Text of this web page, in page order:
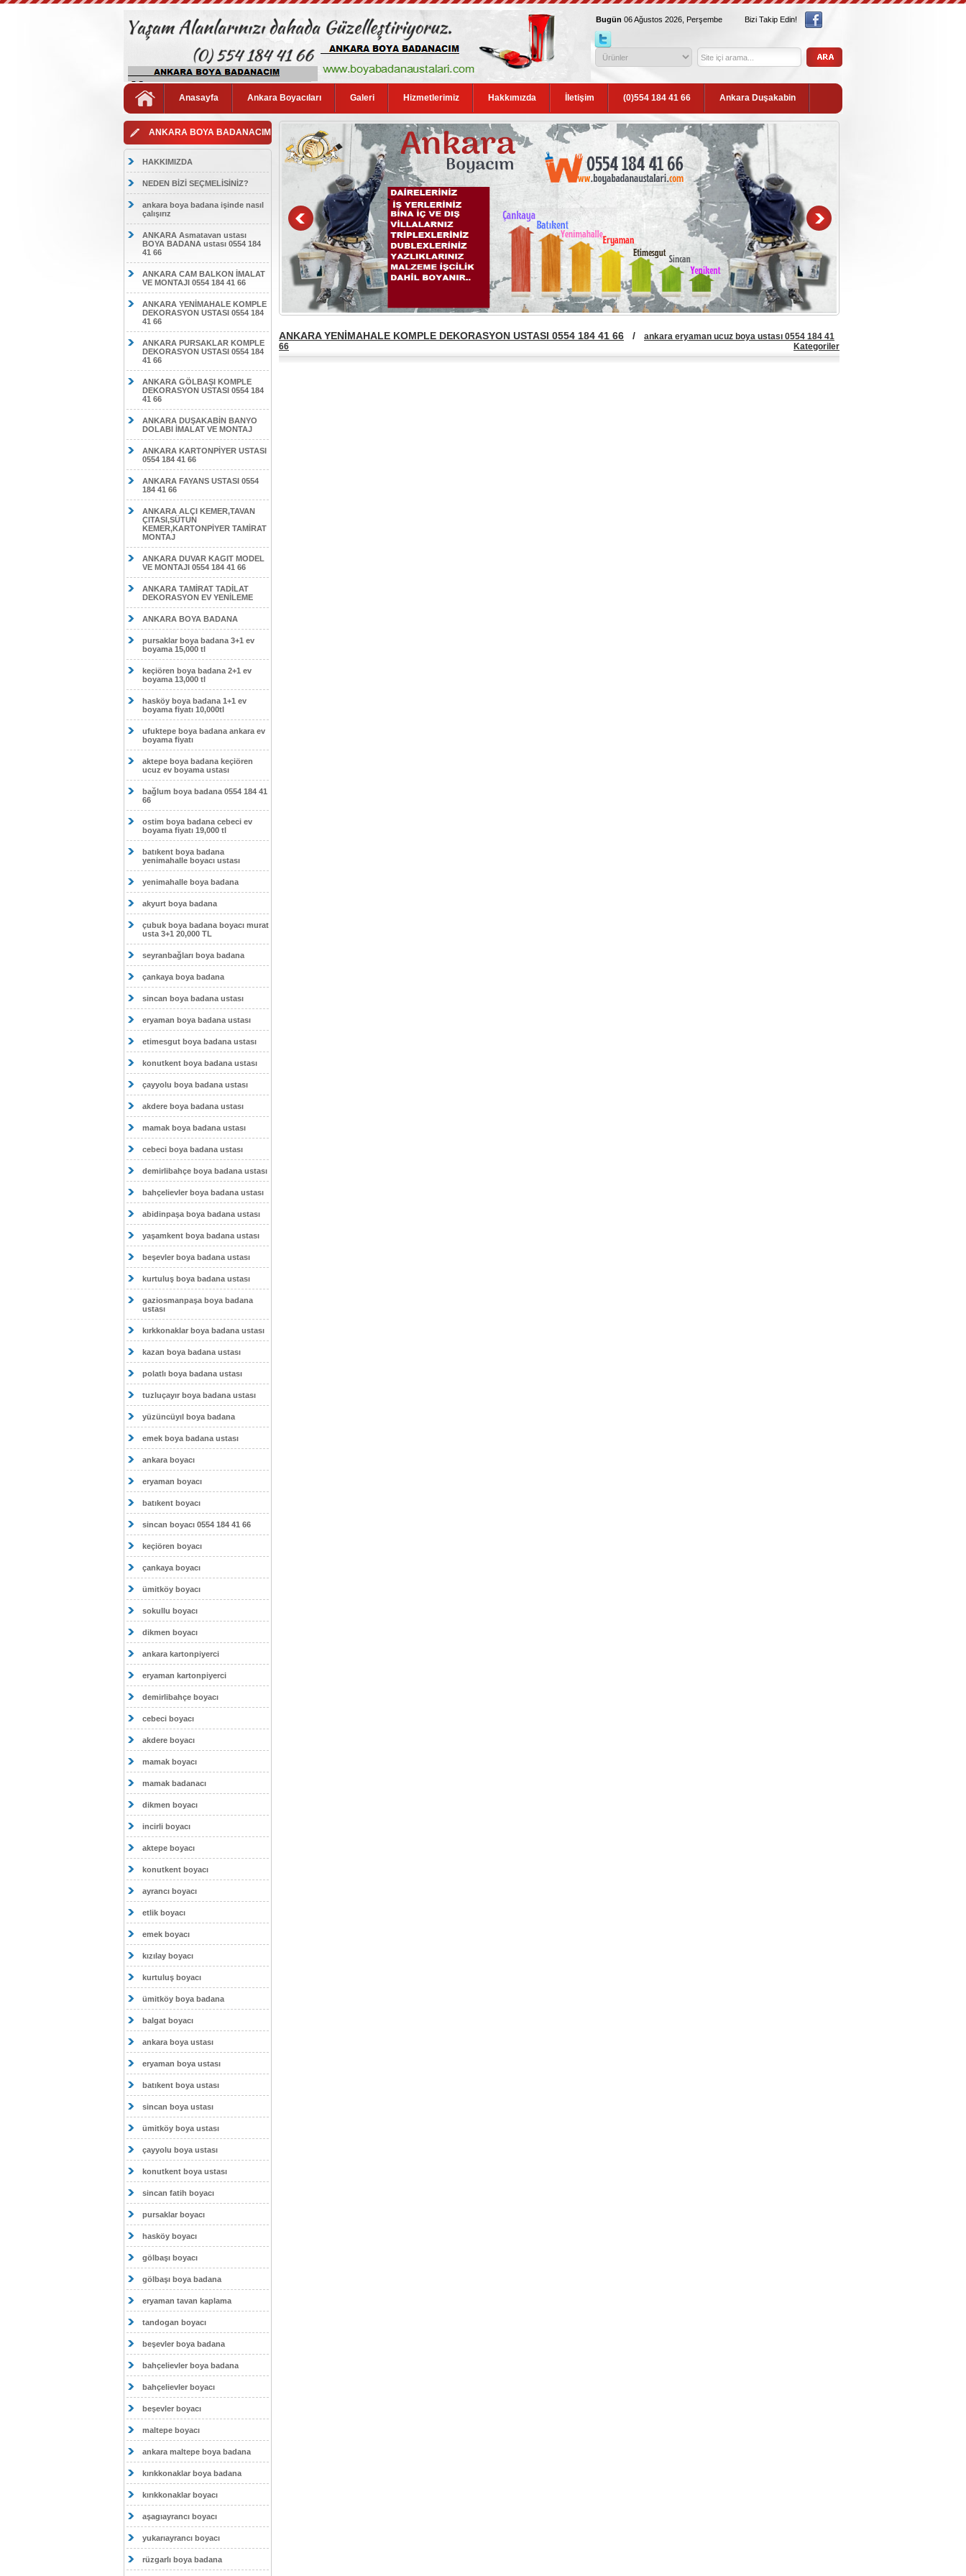
Bugün 06 Ağustos 2026, Perşembe Bizi Takip Edin!
Anasayfa Ankara Boyacıları Galeri Hizmetlerimiz Hakkımızda İletişim (0)554 184 41 66 Ankara Duşakabin
ANKARA BOYA BADANACIM
HAKKIMIZDA
NEDEN BİZİ SEÇMELİSİNİZ?
ankara boya badana işinde nasıl
çalışırız
ANKARA Asmatavan ustası
BOYA BADANA ustası 0554 184
41 66
ANKARA CAM BALKON İMALAT
VE MONTAJI 0554 184 41 66
ANKARA YENİMAHALE KOMPLE
DEKORASYON USTASI 0554 184
41 66
ANKARA PURSAKLAR KOMPLE
DEKORASYON USTASI 0554 184
41 66
ANKARA GÖLBAŞI KOMPLE
DEKORASYON USTASI 0554 184
41 66
ANKARA DUŞAKABİN BANYO
DOLABI İMALAT VE MONTAJ
ANKARA KARTONPİYER USTASI
0554 184 41 66
ANKARA FAYANS USTASI 0554
184 41 66
ANKARA ALÇI KEMER,TAVAN
ÇITASI,SÜTUN
KEMER,KARTONPİYER TAMİRAT
MONTAJ
ANKARA DUVAR KAGIT MODEL
VE MONTAJI 0554 184 41 66
ANKARA TAMİRAT TADİLAT
DEKORASYON EV YENİLEME
ANKARA BOYA BADANA
pursaklar boya badana 3+1 ev
boyama 15,000 tl
keçiören boya badana 2+1 ev
boyama 13,000 tl
hasköy boya badana 1+1 ev
boyama fiyatı 10,000tl
ufuktepe boya badana ankara ev
boyama fiyatı
aktepe boya badana keçiören
ucuz ev boyama ustası
bağlum boya badana 0554 184 41
66
ostim boya badana cebeci ev
boyama fiyatı 19,000 tl
batıkent boya badana
yenimahalle boyacı ustası
yenimahalle boya badana
akyurt boya badana
çubuk boya badana boyacı murat
usta 3+1 20,000 TL
seyranbağları boya badana
çankaya boya badana
sincan boya badana ustası
eryaman boya badana ustası
etimesgut boya badana ustası
konutkent boya badana ustası
çayyolu boya badana ustası
akdere boya badana ustası
mamak boya badana ustası
cebeci boya badana ustası
demirlibahçe boya badana ustası
bahçelievler boya badana ustası
abidinpaşa boya badana ustası
yaşamkent boya badana ustası
beşevler boya badana ustası
kurtuluş boya badana ustası
gaziosmanpaşa boya badana
ustası
kırkkonaklar boya badana ustası
kazan boya badana ustası
polatlı boya badana ustası
tuzluçayır boya badana ustası
yüzüncüyıl boya badana
emek boya badana ustası
ankara boyacı
eryaman boyacı
batıkent boyacı
sincan boyacı 0554 184 41 66
keçiören boyacı
çankaya boyacı
ümitköy boyacı
sokullu boyacı
dikmen boyacı
ankara kartonpiyerci
eryaman kartonpiyerci
demirlibahçe boyacı
cebeci boyacı
akdere boyacı
mamak boyacı
mamak badanacı
dikmen boyacı
incirli boyacı
aktepe boyacı
konutkent boyacı
ayrancı boyacı
etlik boyacı
emek boyacı
kızılay boyacı
kurtuluş boyacı
ümitköy boya badana
balgat boyacı
ankara boya ustası
eryaman boya ustası
batıkent boya ustası
sincan boya ustası
ümitköy boya ustası
çayyolu boya ustası
konutkent boya ustası
sincan fatih boyacı
pursaklar boyacı
hasköy boyacı
gölbaşı boyacı
gölbaşı boya badana
eryaman tavan kaplama
tandogan boyacı
beşevler boya badana
bahçelievler boya badana
bahçelievler boyacı
beşevler boyacı
maltepe boyacı
ankara maltepe boya badana
kırıkkonaklar boya badana
kırıkkonaklar boyacı
aşagıayrancı boyacı
yukarıayrancı boyacı
rüzgarlı boya badana
ANKARA YENİMAHALE KOMPLE DEKORASYON USTASI 0554 184 41 66 / ankara eryaman ucuz boya ustası 0554 184 41
66
Kategoriler